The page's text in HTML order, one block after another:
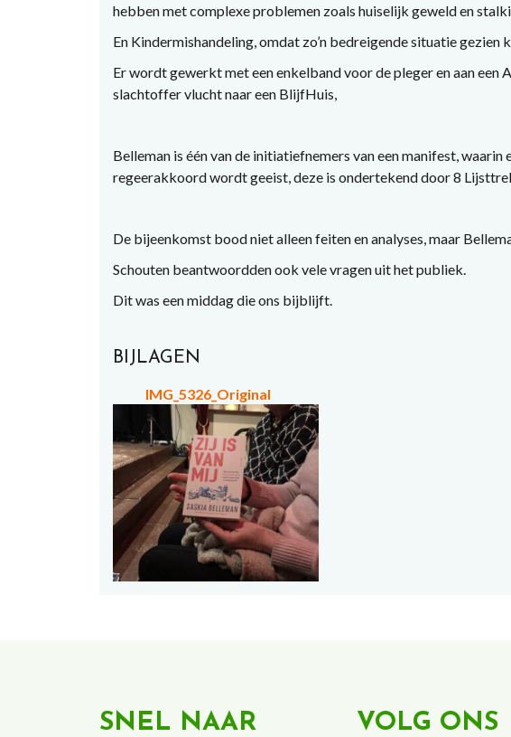
hebben met complexe problemen zoals huiselijk geweld en
En Kindermishandeling, omdat zo’n bedreigende situatie gezien
Er wordt gewerkt met een enkelband voor de pleger en aan een
slachtoffer vlucht naar een BlijfHuis,
Belleman is één van de initiatiefnemers van een manifest,
regeerakkoord wordt geeist, deze is ondertekend door 8
De bijeenkomst bood niet alleen feiten en analyses, maar
Schouten beantwoordden ook vele vragen uit het publiek.
Dit was een middag die ons bijblijft.
BIJLAGEN
IMG_5326_Original
SNEL NAAR VOLG ONS